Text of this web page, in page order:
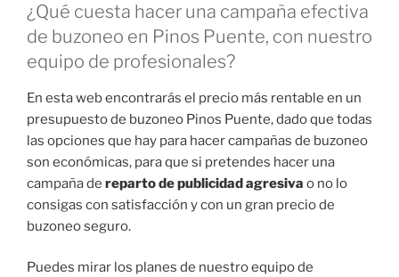
¿Qué cuesta hacer una campaña efectiva
de buzoneo en Pinos Puente, con nuestro
equipo de profesionales?
En esta web encontrarás el precio más rentable en un
presupuesto de buzoneo Pinos Puente, dado que todas
las opciones que hay para hacer campañas de buzoneo
son económicas, para que si pretendes hacer una
campaña de reparto de publicidad agresiva o no lo
consigas con satisfacción y con un gran precio de
buzoneo seguro.
Puedes mirar los planes de nuestro equipo de